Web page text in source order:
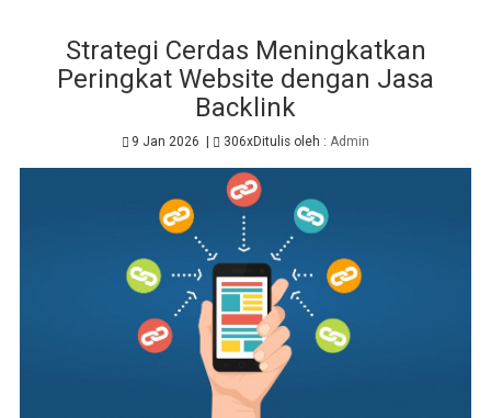
Strategi Cerdas Meningkatkan
Peringkat Website dengan Jasa
Backlink
9 Jan 2026 306xDitulis oleh :Admin